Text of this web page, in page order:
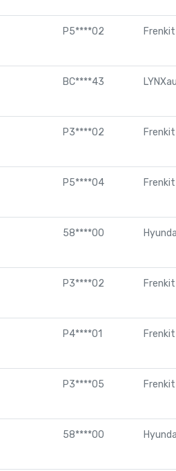
P5****02 Frenkit
BC****43
P3****02 Frenkit
P5****04 Frenkit
58****00
P3****02 Frenkit
P4****01 Frenkit
P3****05 Frenkit
58****00